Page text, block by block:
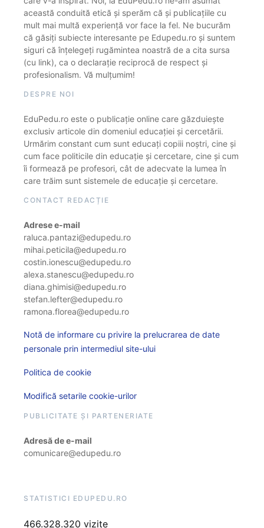
această conduită etică și sperăm că și publicațiile cu
mult mai multă experiență vor face la fel. Ne bucurăm
că găsiți subiecte interesante pe Edupedu.ro și suntem
siguri că înțelegeți rugămintea noastră de a cita sursa
(cu link), ca o declarație reciprocă de respect și
profesionalism. Vă mulțumim!
DESPRE NOI
EduPedu.ro este o publicație online care găzduiește
exclusiv articole din domeniul educației și cercetării.
Urmărim constant cum sunt educați copiii noștri, cine și
cum face politicile din educație și cercetare, cine și cum
îi formează pe profesori, cât de adecvate la lumea în
care trăim sunt sistemele de educație și cercetare.
CONTACT REDACȚIE
Adrese e-mail
raluca.pantazi@edupedu.ro
mihai.peticila@edupedu.ro
costin.ionescu@edupedu.ro
alexa.stanescu@edupedu.ro
diana.ghimisi@edupedu.ro
stefan.lefter@edupedu.ro
ramona.florea@edupedu.ro
Notă de informare cu privire la prelucrarea de date
personale prin intermediul site-ului
Politica de cookie
Modifică setarile cookie-urilor
PUBLICITATE ȘI PARTENERIATE
Adresă de e-mail
comunicare@edupedu.ro
STATISTICI EDUPEDU.RO
466.328.320 vizite